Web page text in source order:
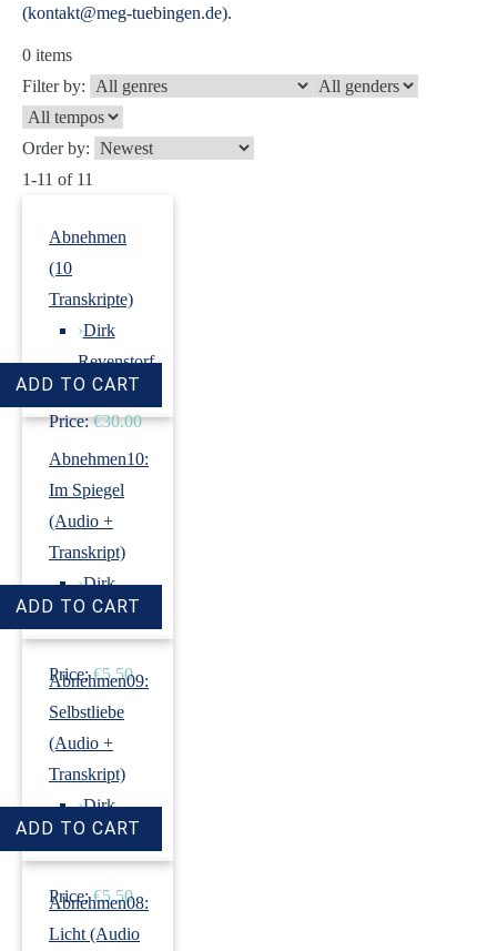
(kontakt@meg-tuebingen.de).
0 items
Filter by:
Order by:
1-11 of 11
Abnehmen
(10
Transkripte)
›Dirk
Revenstorf
Price: €30.00
Abnehmen10:
Im Spiegel
(Audio +
Transkript)
›Dirk
Revenstorf
Price: €5.50
Abnehmen09:
Selbstliebe
(Audio +
Transkript)
›Dirk
Revenstorf
Price: €5.50
Abnehmen08:
Licht (Audio